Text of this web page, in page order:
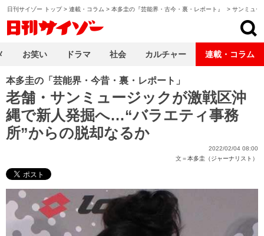
日刊サイゾー トップ> 連載・コラム > 本多圭の『芸能界・古今・裏・レポート』 > サンミュー
本多圭の「芸能界・今昔・裏・レポート」
老舗・サンミュージックが激戦区沖
縄で新人発掘へ…“バラエティ事務
所”からの脱却なるか
2022/02/04 08:00
文＝本多圭（ジャーナリスト）
お笑い ドラマ 社会 カルチャー 連載・コラム